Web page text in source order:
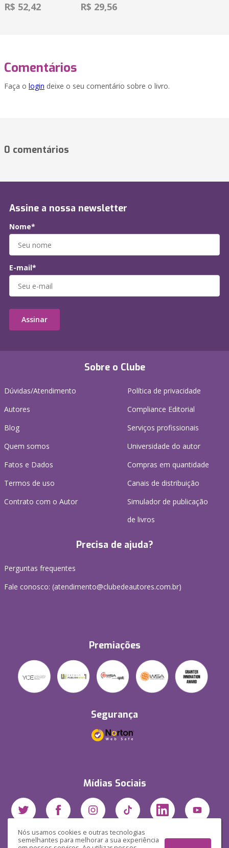
Nós usamos cookies e outras tecnologias
semelhantes para melhorar a sua experiência
R$ 52,42 R$ 29,56
Comentários
Faça o login deixe o seu comentário sobre o livro.
0 comentários
Sobre o Clube
Dúvidas/Atendimento
Autores
Blog
Quem somos
Fatos e Dados
Termos de uso
Contrato com o Autor
Política de privacidade
Compliance Editorial
Serviços profissionais
Universidade do autor
Compras em quantidade
Canais de distribuição
Simulador de publicação
de livros
Precisa de ajuda?
Perguntas frequentes
Fale conosco: (atendimento@clubedeautores.com.br)
Premiações
Segurança
Mídias Sociais
Assine a nossa newsletter
Nome*
E-mail*
Assinar